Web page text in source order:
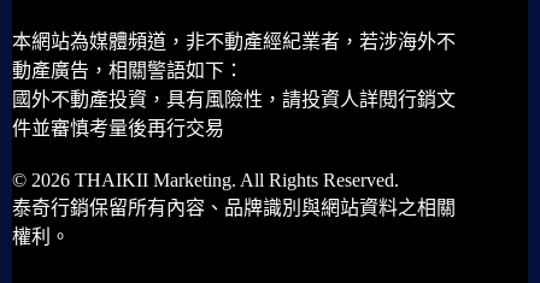
本網站為媒體頻道，非不動產經紀業者，若涉海外不
動產廣告，相關警語如下：
國外不動產投資，具有風險性，請投資人詳閱行銷文
件並審慎考量後再行交易
© 2026 THAIKII Marketing. All Rights Reserved.
泰奇行銷保留所有內容、品牌識別與網站資料之相關
權利。